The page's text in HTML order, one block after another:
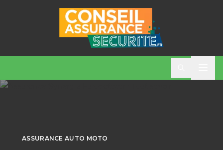
ASSURANCE AUTO MOTO